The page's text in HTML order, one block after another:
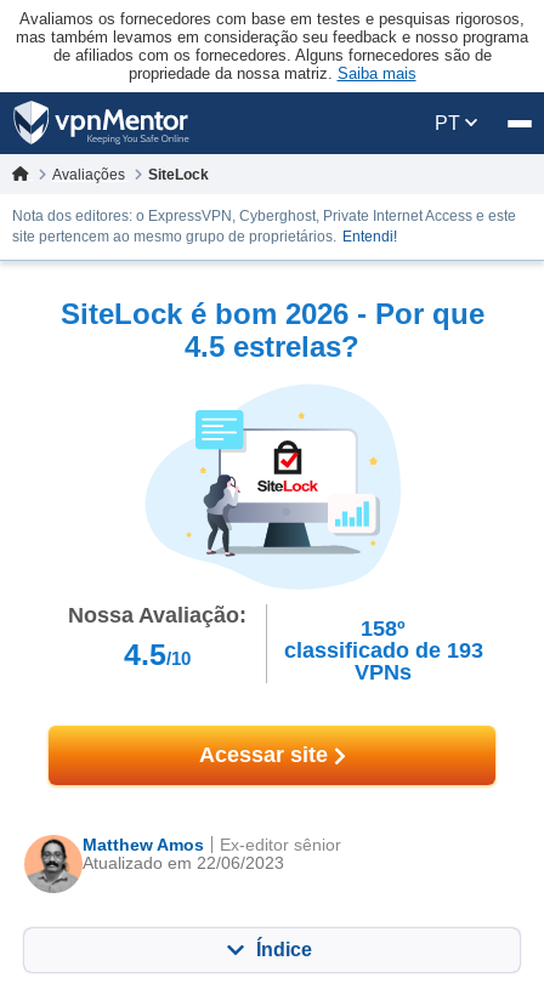
Avaliamos os fornecedores com base em testes e pesquisas rigorosos,
mas também levamos em consideração seu feedback e nosso programa
de afiliados com os fornecedores. Alguns fornecedores são de
propriedade da nossa matriz. Saiba mais
PT
Avaliações SiteLock
Nota dos editores: o ExpressVPN, Cyberghost, Private Internet Access e este
site pertencem ao mesmo grupo de proprietários. Entendi!
SiteLock é bom 2026 - Por que
4.5 estrelas?
Nossa Avaliação:
4.5/10
158º
classificado de 193
VPNs
Acessar site
Matthew Amos
Atualizado em 22/06/2023
Ex-editor sênior
Índice